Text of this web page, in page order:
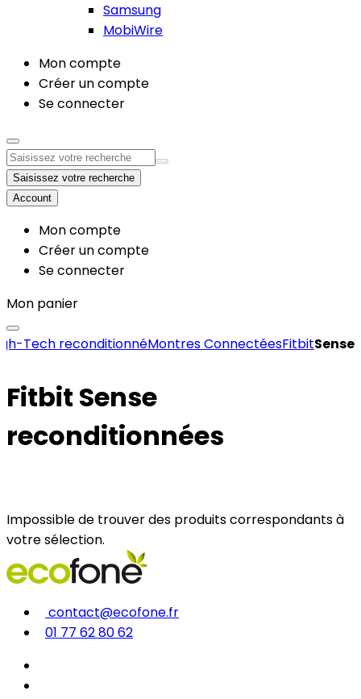
Samsung
MobiWire
Mon compte
Créer un compte
Se connecter
Saisissez votre recherche
Account
Mon compte
Créer un compte
Se connecter
Mon panier
Tech reconditionnéMontres ConnectéesFitbitSense
Fitbit Sense
reconditionnées
Impossible de trouver des produits correspondants à
votre sélection.
contact@ecofone.fr
01 77 62 80 62